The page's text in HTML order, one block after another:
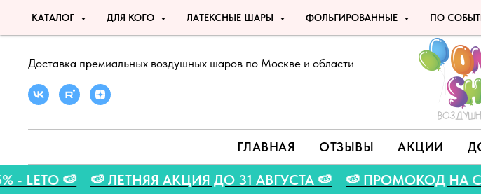
КАТАЛОГ ДЛЯ КОГО ЛАТЕКСНЫЕ ШАРЫ ФОЛЬГИРОВАННЫЕ ПО
Доставка премиальных воздушных шаров по Москве и области
ГЛАВНАЯ ОТЗЫВЫ АКЦИИ
5% - LETO 🍉 🍉 ЛЕТНЯЯ АКЦИЯ ДО 31 АВГУСТА 🍉 🍉 ПРОМОКОД